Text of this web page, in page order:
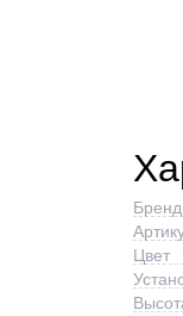
Бренд
Цвет